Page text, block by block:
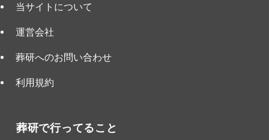
当サイトについて
運営会社
葬研へのお問い合わせ
利用規約
葬研で行ってること